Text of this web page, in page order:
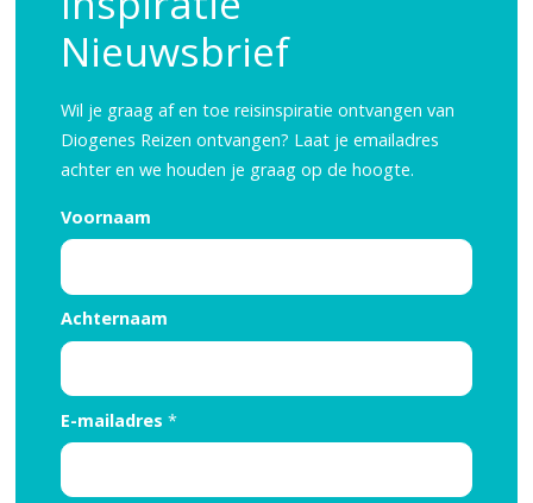
Nieuwsbrief
Wil je graag af en toe reisinspiratie ontvangen van
Diogenes Reizen ontvangen? Laat je emailadres
achter en we houden je graag op de hoogte.
Voornaam
Achternaam
E-mailadres *
Reisinspiratie nodig?
Schrijf je dan in voor onze nieuwsbrief, boordevol
Nee, ik ben niet geïntereseerd